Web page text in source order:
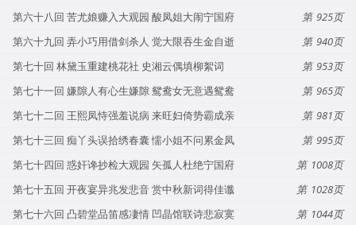
第六十八回 苦尤娘赚入大观园 酸凤姐大闹宁国府
925
第六十九回 弄小巧用借剑杀人 觉大限吞生金自逝
940
第七十回 林黛玉重建桃花社 史湘云偶填柳絮词
953
第七十一回 嫌隙人有心生嫌隙 鸳鸯女无意遇鸳鸯
965
第七十二回 王熙凤恃强羞说病 来旺妇倚势霸成亲
981
第七十三回 痴丫头误拾绣春囊 懦小姐不问累金凤
995
第七十四回 惑奸谗抄检大观园 矢孤人杜绝宁国府
1008
第七十五回 开夜宴异兆发悲音 赏中秋新词得佳谶
1028
第七十六回 凸碧堂品笛感凄情 凹晶馆联诗悲寂寞
1044